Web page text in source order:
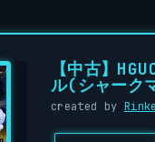
【中古】
ル(シャーク
created by